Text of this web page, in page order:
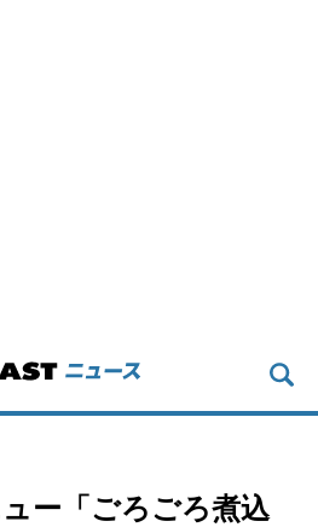
ー「ごろごろ煮込